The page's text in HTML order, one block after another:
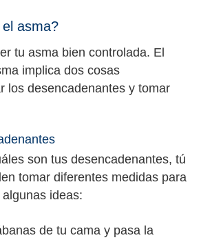
asma?
tu asma bien controlada. El
implica dos cosas
los desencadenantes y tomar
son tus desencadenantes, tú
tomar diferentes medidas para
ideas:
de tu cama y pasa la